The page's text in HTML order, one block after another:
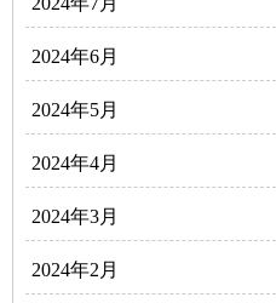
2024年6月
2024年5月
2024年4月
2024年3月
2024年2月